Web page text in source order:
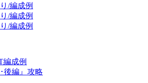
/編成例
/編成例
/編成例
編成例
後編』攻略